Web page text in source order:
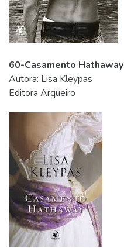
60-Casamento Hathaway
Autora: Lisa Kleypas
Editora Arqueiro